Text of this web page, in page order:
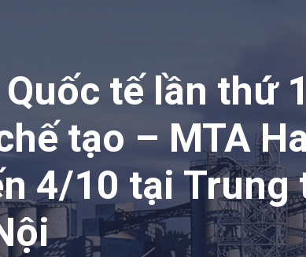
tế lần thứ
tạo – MTA
4/10 tại Trung